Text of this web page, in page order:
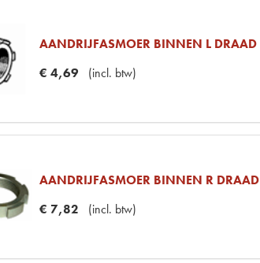
AANDRIJFASMOER BINNEN L DRAAD
€ 4,69 (incl. btw)
AANDRIJFASMOER BINNEN R DRAAD
€ 7,82 (incl. btw)